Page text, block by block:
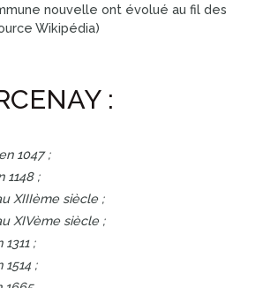
nouvelle ont évolué au fil des
Wikipédia)
:
1047 ;
1148 ;
XIIIème siècle ;
XIVème siècle ;
;
;